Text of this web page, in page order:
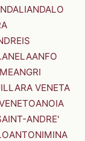
ANDALO
ANELAANFO
ANGRI
VENETA
ANOIA
ANDRE'
ANTONIMINA